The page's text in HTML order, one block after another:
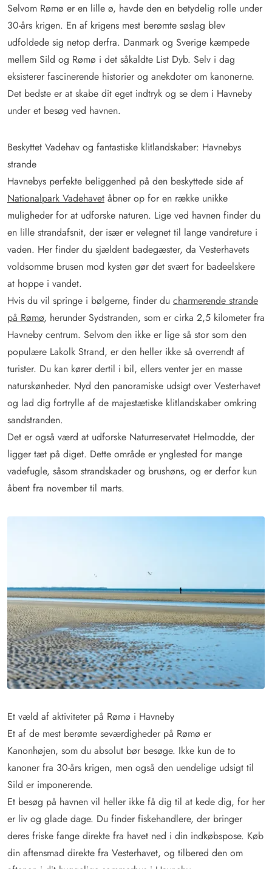
Selvom Rømø er en lille ø, havde den en betydelig rolle under
30-års krigen. En af krigens mest berømte søslag blev
udfoldede sig netop derfra. Danmark og Sverige kæmpede
mellem Sild og Rømø i det såkaldte List Dyb. Selv i dag
eksisterer fascinerende historier og anekdoter om kanonerne.
Det bedste er at skabe dit eget indtryk og se dem i Havneby
under et besøg ved havnen.
Beskyttet Vadehav og fantastiske klitlandskaber: Havnebys
strande
Havnebys perfekte beliggenhed på den beskyttede side af
Nationalpark Vadehavet åbner op for en række unikke
muligheder for at udforske naturen. Lige ved havnen finder du
en lille strandafsnit, der især er velegnet til lange vandreture i
vaden. Her finder du sjældent badegæster, da Vesterhavets
voldsomme brusen mod kysten gør det svært for badeelskere
at hoppe i vandet.
Hvis du vil springe i bølgerne, finder du charmerende strande
på Rømø, herunder Sydstranden, som er cirka 2,5 kilometer fra
Havneby centrum. Selvom den ikke er lige så stor som den
populære Lakolk Strand, er den heller ikke så overrendt af
turister. Du kan kører dertil i bil, ellers venter jer en masse
naturskønheder. Nyd den panoramiske udsigt over Vesterhavet
og lad dig fortrylle af de majestætiske klitlandskaber omkring
sandstranden.
Det er også værd at udforske Naturreservatet Helmodde, der
ligger tæt på diget. Dette område er ynglested for mange
vadefugle, såsom strandskader og brushøns, og er derfor kun
åbent fra november til marts.
Et væld af aktiviteter på Rømø i Havneby
Et af de mest berømte seværdigheder på Rømø er
Kanonhøjen, som du absolut bør besøge. Ikke kun de to
kanoner fra 30-års krigen, men også den uendelige udsigt til
Sild er imponerende.
Et besøg på havnen vil heller ikke få dig til at kede dig, for her
er liv og glade dage. Du finder fiskehandlere, der bringer
deres friske fange direkte fra havet ned i din indkøbspose. Køb
din aftensmad direkte fra Vesterhavet, og tilbered den om